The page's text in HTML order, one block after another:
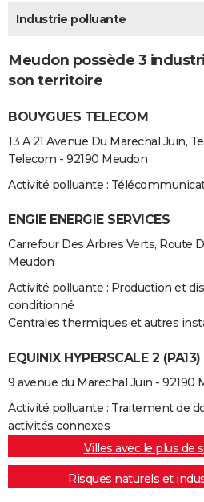
Destinations
City break
Voyage nature
Voyage de noces
Forum
Climat
+PHOTO
GUIDES D'ACHAT
BONS PLANS
CARTE DE VOEUX
Carte de Noël
Carte Bonne année
Carte Saint-Valentin
Carte Pâques
Carte d'anniversaire
DICTIONNAIRE
Dictionnaire
Biographies
Citations
Expressions
Proverbes
PROGRAMME TV
COPAINS D'AVANT
S'inscrire
Se connecter
Lycées
Collèges
Primaires
Universités
Entreprises
Service militaire
Avis de recherche
AVIS DE DÉCÈS
Bricolage
Lifestyle
Culture
Sport
Auto
Television
Voyage
Cinema
Industrie polluante
Meudon possède 3
son territoire
BOUYGUES TELECOM
13 A 21 Avenue Du Marechal Juin,
Telecom - 92190 Meudon
Activité polluante :
ENGIE ENERGIE SERVICES
Carrefour Des Arbres Verts, Route
Meudon
Activité polluante : Production et
conditionné
Centrales thermiques et autres
EQUINIX HYPERSCALE 2 (PA13)
9 avenue du Maréchal Juin - 92190
Activité polluante : Traitement de
activités connexes
Villes avec le plus de
Risques naturels et